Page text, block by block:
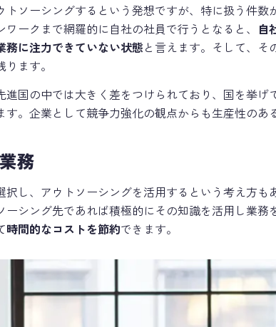
トソーシングするという発想ですが、特に扱う件数
ークまで網羅的に自社の社員で行うとなると、
自
務に注力できていない状態と言えます。そして、そ
ます。
進国の中では大きく差をつけられており、国を挙げ
す。企業として競争力強化の観点からも生産性のあ
務
択し、アウトソーシングを活用するという考え方も
ーシング先であれば積極的にその知識を活用し業務
時間的なコストを節約できます。